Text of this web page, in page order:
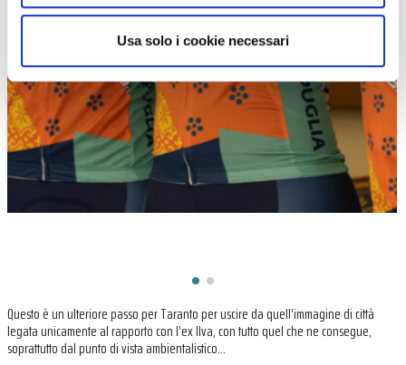
Usa solo i cookie necessari
Questo è un ulteriore passo per Taranto per uscire da quell’immagine di città
legata unicamente al rapporto con l’ex Ilva, con tutto quel che ne consegue,
soprattutto dal punto di vista ambientalistico…